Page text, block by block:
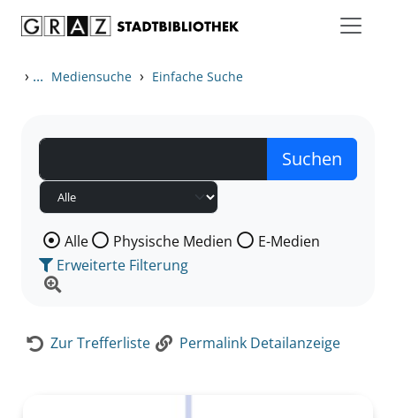
› ... Mediensuche › Einfache Suche
Wählen Sie die Medienart nach der Sie suchen wollen.
Alle Physische Medien
E-Medien
Erweiterte Filterung
Zur Trefferliste Permalink Detailanzeige